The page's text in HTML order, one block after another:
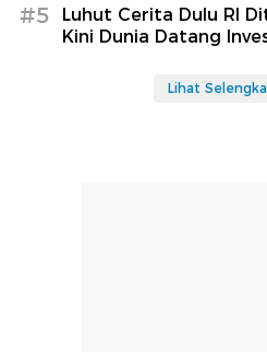
#5
Luhut Cerita Dulu RI
Kini Dunia Datang
Lihat